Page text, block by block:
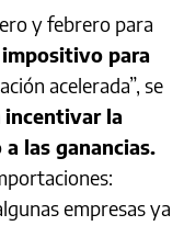
y febrero para
para
acelerada”, se
incentivar la
las ganancias.
empresas ya